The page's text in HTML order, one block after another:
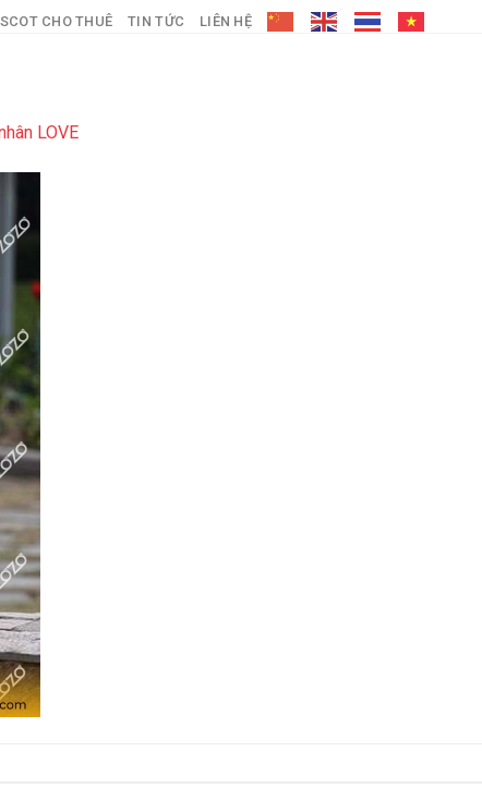
CHO THUÊ TIN TỨC LIÊN HỆ
LOVE